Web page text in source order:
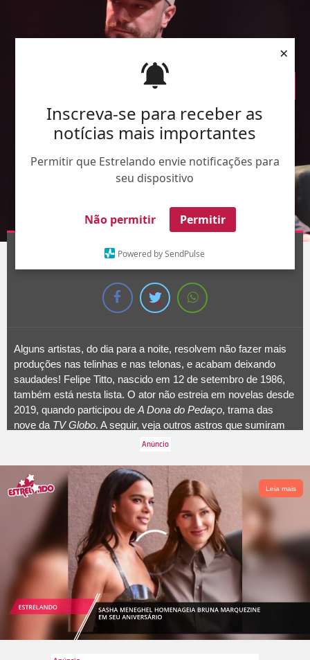
Inscreva-se para receber as
notícias mais importantes
Permitir que Estrelando envie notificações para
seu dispositivo
Não permitir Permitir
Powered by SendPulse
×
1/28
Alguns artistas, do dia para a noite, resolvem não fazer mais
produções nas telinhas e nas telonas, e acabam deixando
saudades! Felipe Titto, nascido em 12 de setembro de 1986,
também está nesta lista. O ator não estreia em novelas desde
2019, quando participou de A Dona do Pedaço, trama das
nove da TV Globo. A seguir, veja outros astros que sumiram
Leia mais